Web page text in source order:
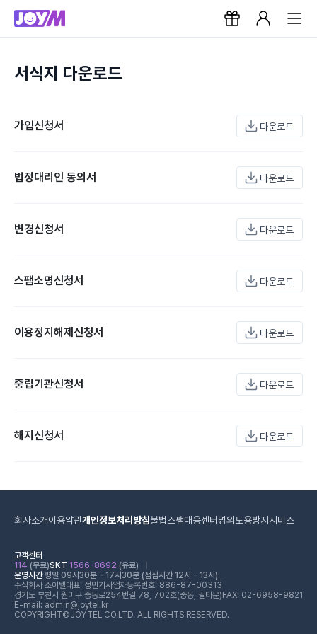
서식지 다운로드
가입신청서 다운로드
법정대리인 동의서 다운로드
변경신청서 다운로드
스팸소명신청서 다운로드
이용정지해제신청서 다운로드
중립기관신청서 다운로드
해지신청서 다운로드
회사소개이용약관개인정보처리방침불법스팸대응센터 명의도용방지서비스
고객센터
114 (무료)SKT 1566-8692 (유료)
운영시간평일 09시30분 - 17시30분 (점심시간 12시 - 13시)
주식회사 조이텔대표: 정민기 사업자등록번호: 886-87-00313
경기도 부천시 원미구 중동로254번길 78, 702호(중동, 필타운) FAX: 02-6958-9821
E-mail: admin@joytel.kr
COPYRIGHT©JOYTEL CO.LTD. ALL RIGHTS RESERVED.